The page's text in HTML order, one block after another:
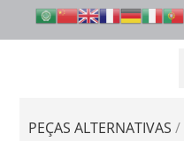
PEÇAS ALTERNATIVAS /